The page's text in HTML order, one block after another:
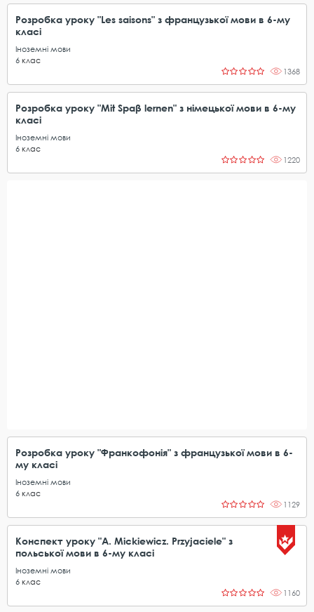
Розробка уроку "Les saisons" з французької мови в 6-му
класі
Іноземні мови
6 клас
1368
Розробка уроку "Mit Spaβ lernen" з німецької мови в 6-му
класі
Іноземні мови
6 клас
1220
Розробка уроку "Франкофонія" з французької мови в 6-
му класі
Іноземні мови
6 клас
1129
Конспект уроку "A. Mickiewicz. Przyjaciele" з
польської мови в 6-му класі
Іноземні мови
6 клас
1160